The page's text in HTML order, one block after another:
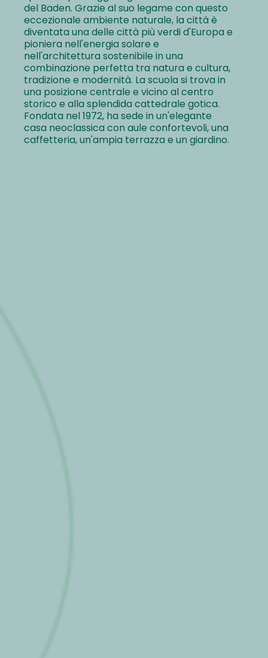
del Baden. Grazie al suo legame con questo
eccezionale ambiente naturale, la città è
diventata una delle città più verdi d'Europa e
pioniera nell'energia solare e
nell'architettura sostenibile in una
combinazione perfetta tra natura e cultura,
tradizione e modernità. La scuola si trova in
una posizione centrale e vicino al centro
storico e alla splendida cattedrale gotica.
Fondata nel 1972, ha sede in un'elegante
casa neoclassica con aule confortevoli, una
caffetteria, un'ampia terrazza e un giardino.